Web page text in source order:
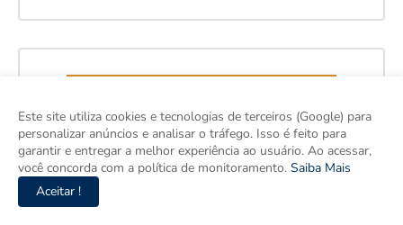
Este site utiliza cookies e tecnologias de terceiros (Google) para
personalizar anúncios e analisar o tráfego. Isso é feito para
garantir e entregar a melhor experiência ao usuário. Ao acessar,
você concorda com a política de monitoramento. Saiba Mais
Aceitar !